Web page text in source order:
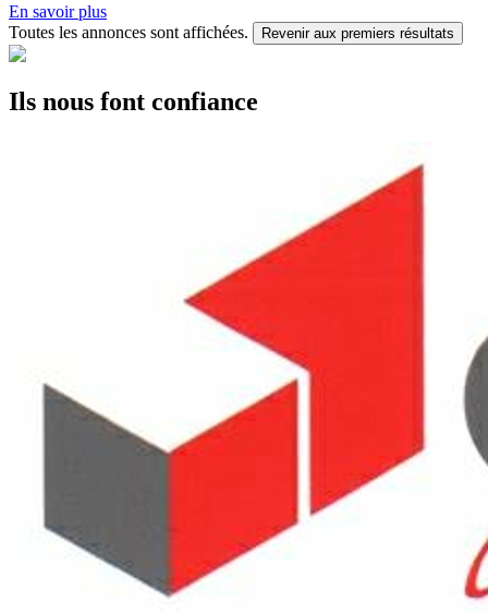
En savoir plus
Toutes les annonces sont affichées.
Revenir aux premiers résultats
Ils nous font confiance